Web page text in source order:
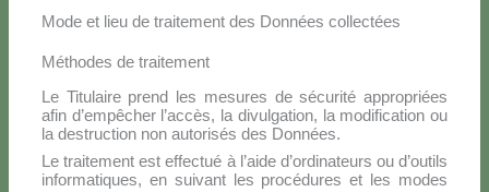
Mode et lieu de traitement des Données collectées
Méthodes de traitement
Le Ti­tu­lai­re prend les me­su­res de sé­cu­ri­té ap­pro­priées
afin d’empêcher l’accès, la di­vul­ga­tion, la mo­di­fi­ca­tion ou
la de­struc­tion non au­to­ri­sés des Don­nées.
Le trai­te­ment est ef­fec­tué à l’aide d’ordinateurs ou d’outils
in­for­ma­ti­ques, en sui­vant les pro­cé­du­res et les mo­des